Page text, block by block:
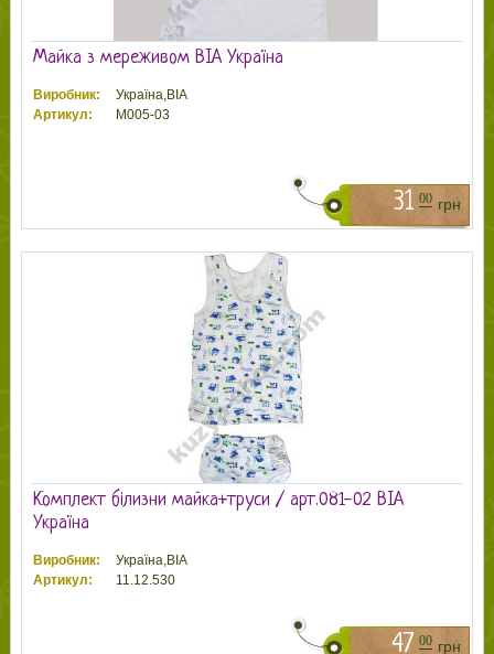
Майка з мереживом ВІА Україна
Виробник:
Україна,ВІА
Артикул:
М005-03
31 00 грн
Комплект білизни майка+труси / арт.081-02 ВІА
Україна
Виробник:
Україна,ВІА
Артикул:
11.12.530
47 00 грн